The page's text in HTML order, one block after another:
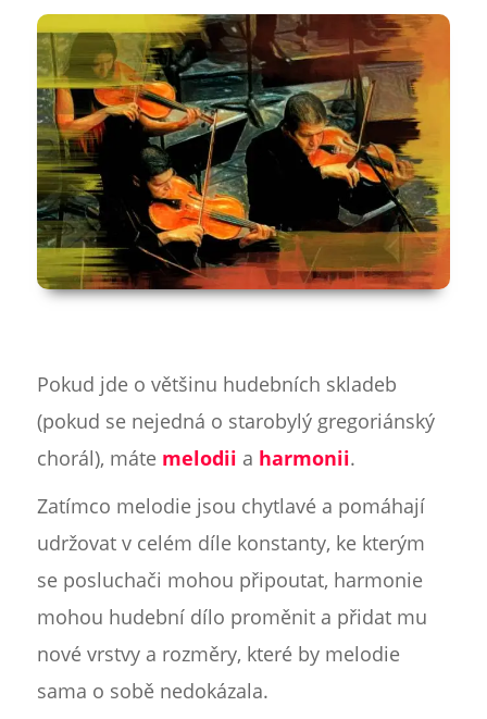
Pokud jde o většinu hudebních skladeb
(pokud se nejedná o starobylý gregoriánský
chorál), máte melodii a harmonii.
Zatímco melodie jsou chytlavé a pomáhají
udržovat v celém díle konstanty, ke kterým
se posluchači mohou připoutat, harmonie
mohou hudební dílo proměnit a přidat mu
nové vrstvy a rozměry, které by melodie
sama o sobě nedokázala.